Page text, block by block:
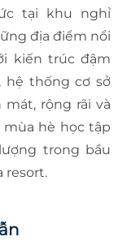
tại khu nghỉ
địa điểm nổi
kiến trúc đậm
hệ thống cơ sở
rộng rãi và
mùa hè học tập
trong bầu
resort.